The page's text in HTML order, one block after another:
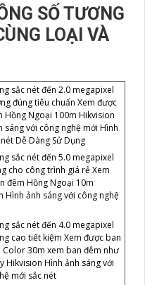
SỐ TƯƠNG
LOẠI VÀ
sắc nét đến 2.0 megapixel
đúng tiêu chuẩn Xem được
Hồng Ngoại 100m Hikvision
sáng với công nghệ mới Hình
Dễ Dàng Sử Dụng
sắc nét đến 5.0 megapixel
cho công trình giá rẻ Xem
đêm Hồng Ngoại 10m
Hình ảnh sáng với công nghệ
sắc nét đến 4.0 megapixel
cao tiết kiệm Xem được ban
Color 30m xem ban đêm như
Hikvision Hình ảnh sáng với
mới sắc nét